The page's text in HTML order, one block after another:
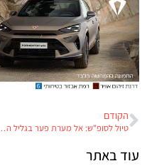
הקודם
טיול לסופ"ש: אל
עוד באתר